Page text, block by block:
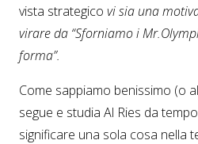
vista strategico vi sia una
virare da “Sforniamo i
forma”.
Come sappiamo benissimo (o
segue e studia Al Ries da
significare una sola cosa nella